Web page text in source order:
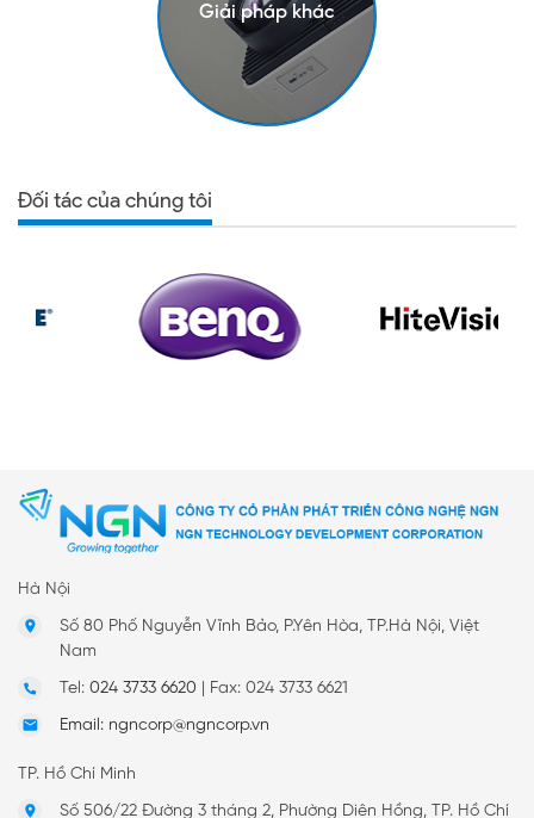
Giải pháp khác
Đối tác của chúng tôi
Hà Nội
Số 80 Phố Nguyễn Vĩnh Bảo, P.Yên Hòa, TP.Hà Nội, Việt
Nam
Tel: 024 3733 6620 Fax: 024 3733 6621
Email: ngncorp@ngncorp.vn
TP. Hồ Chí Minh
Số 506/22 Đường 3 tháng 2, Phường Diên Hồng, TP. Hồ Chí